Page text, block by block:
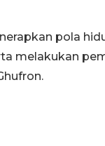
pola
melakukan
seniman
03 August 2026